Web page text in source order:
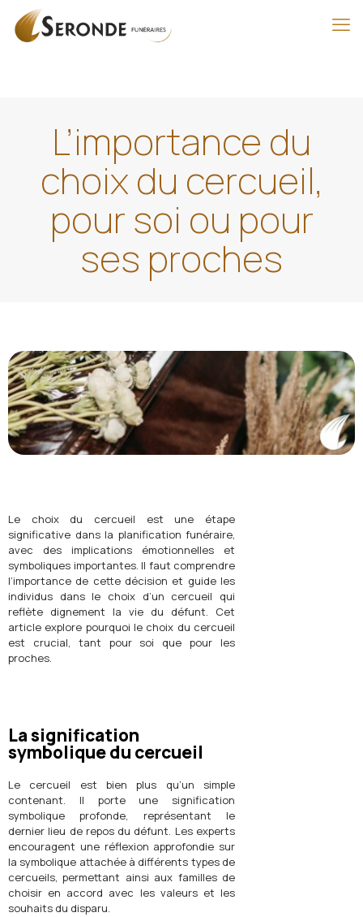
L’importance du
choix du cercueil,
pour soi ou pour
ses proches
Le choix du cercueil est une étape
significative dans la planification funéraire,
avec des implications émotionnelles et
symboliques importantes. Il faut comprendre
l’importance de cette décision et guide les
individus dans le choix d’un cercueil qui
reflète dignement la vie du défunt. Cet
article explore pourquoi le choix du cercueil
est crucial, tant pour soi que pour les
proches.
La signification
symbolique du cercueil
Le cercueil est bien plus qu’un simple
contenant. Il porte une signification
symbolique profonde, représentant le
dernier lieu de repos du défunt. Les experts
encouragent une réflexion approfondie sur
la symbolique attachée à différents types de
cercueils, permettant ainsi aux familles de
choisir en accord avec les valeurs et les
souhaits du disparu.